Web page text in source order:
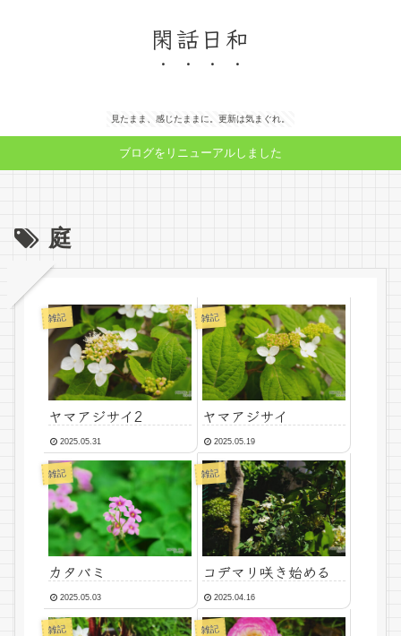
閑話日和
見たまま、感じたままに。更新は気まぐれ。
ブログをリニューアルしました
庭
雑記
ヤマアジサイ2
2025.05.31
雑記
ヤマアジサイ
2025.05.19
雑記
カタバミ
2025.05.03
雑記
コデマリ咲き始める
2025.04.16
雑記 雑記